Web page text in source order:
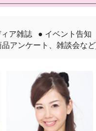
ィア雑誌 ● イベント告知
アンケート、雑談会な